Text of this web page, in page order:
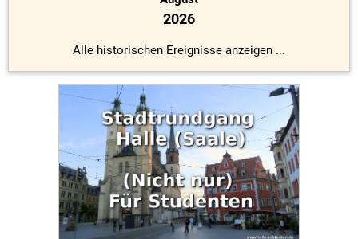
2026
Alle historischen Ereignisse anzeigen ...